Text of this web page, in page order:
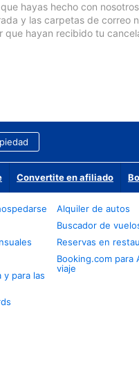
hayas hecho con
y las carpetas de correo
hayan recibido tu
Convertite en afiliado
para las
Alquiler de autos
Buscador de
Reservas en
Booking.com para
viaje